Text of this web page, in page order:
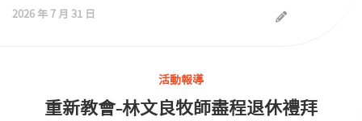
2026 年 7 月 31 日
活動報導
重新教會-林文良牧師盡程退休禮拜